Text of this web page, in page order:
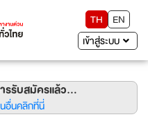
TH
EN
เข้าสู่ระบบ
รรับสมัครแล้ว...
อื่นคลิกที่นี่